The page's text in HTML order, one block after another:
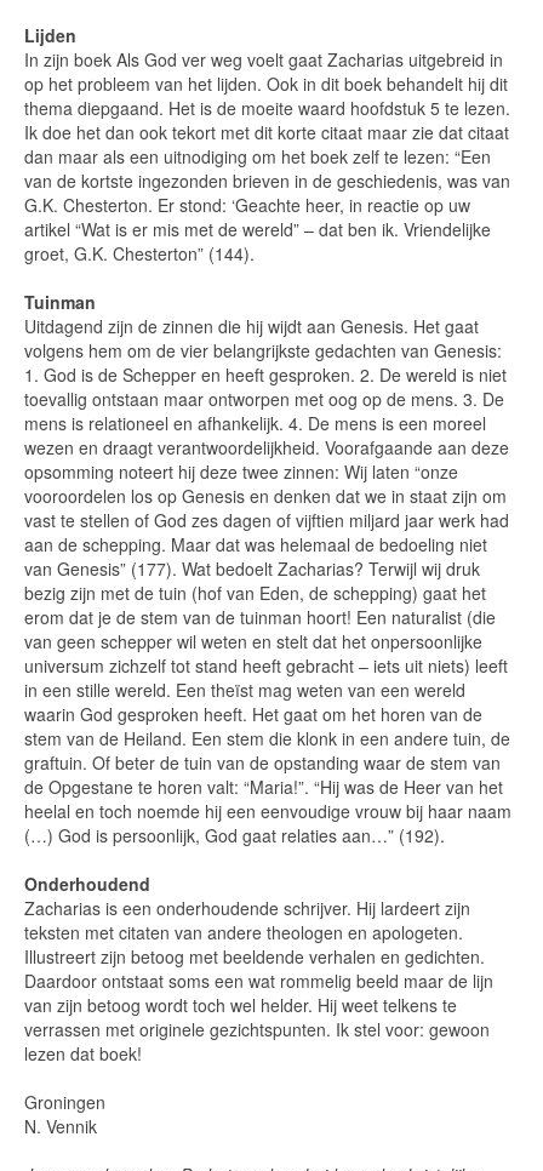
Lijden
In zijn boek Als God ver weg voelt gaat Zacharias uitgebreid in
op het probleem van het lijden. Ook in dit boek behandelt hij dit
thema diepgaand. Het is de moeite waard hoofdstuk 5 te lezen.
Ik doe het dan ook tekort met dit korte citaat maar zie dat citaat
dan maar als een uitnodiging om het boek zelf te lezen: “Een
van de kortste ingezonden brieven in de geschiedenis, was van
G.K. Chesterton. Er stond: ‘Geachte heer, in reactie op uw
artikel “Wat is er mis met de wereld” – dat ben ik. Vriendelijke
groet, G.K. Chesterton” (144).
Tuinman
Uitdagend zijn de zinnen die hij wijdt aan Genesis. Het gaat
volgens hem om de vier belangrijkste gedachten van Genesis:
1. God is de Schepper en heeft gesproken. 2. De wereld is niet
toevallig ontstaan maar ontworpen met oog op de mens. 3. De
mens is relationeel en afhankelijk. 4. De mens is een moreel
wezen en draagt verantwoordelijkheid. Voorafgaande aan deze
opsomming noteert hij deze twee zinnen: Wij laten “onze
vooroordelen los op Genesis en denken dat we in staat zijn om
vast te stellen of God zes dagen of vijftien miljard jaar werk had
aan de schepping. Maar dat was helemaal de bedoeling niet
van Genesis” (177). Wat bedoelt Zacharias? Terwijl wij druk
bezig zijn met de tuin (hof van Eden, de schepping) gaat het
erom dat je de stem van de tuinman hoort! Een naturalist (die
van geen schepper wil weten en stelt dat het onpersoonlijke
universum zichzelf tot stand heeft gebracht – iets uit niets) leeft
in een stille wereld. Een theïst mag weten van een wereld
waarin God gesproken heeft. Het gaat om het horen van de
stem van de Heiland. Een stem die klonk in een andere tuin, de
graftuin. Of beter de tuin van de opstanding waar de stem van
de Opgestane te horen valt: “Maria!”. “Hij was de Heer van het
heelal en toch noemde hij een eenvoudige vrouw bij haar naam
(…) God is persoonlijk, God gaat relaties aan…” (192).
Onderhoudend
Zacharias is een onderhoudende schrijver. Hij lardeert zijn
teksten met citaten van andere theologen en apologeten.
Illustreert zijn betoog met beeldende verhalen en gedichten.
Daardoor ontstaat soms een wat rommelig beeld maar de lijn
van zijn betoog wordt toch wel helder. Hij weet telkens te
verrassen met originele gezichtspunten. Ik stel voor: gewoon
lezen dat boek!
Groningen
N. Vennik